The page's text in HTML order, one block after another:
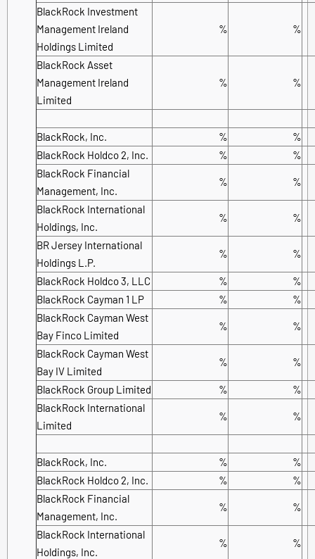
BlackRock Investment
Management Ireland
Holdings Limited
% %
BlackRock Asset
Management Ireland
Limited
% %
BlackRock, Inc. %
%
BlackRock Holdco 2, Inc.
%
%
BlackRock Financial
Management, Inc.
% %
BlackRock International
Holdings, Inc.
% %
BR Jersey International
Holdings L.P.
% %
BlackRock Holdco 3, LLC %
%
BlackRock Cayman 1 LP
%
%
BlackRock Cayman West
Bay Finco Limited
% %
BlackRock Cayman West
Bay IV Limited
% %
BlackRock Group Limited %
%
BlackRock International
Limited
% %
BlackRock, Inc. %
%
BlackRock Holdco 2, Inc.
%
%
BlackRock Financial
Management, Inc.
% %
BlackRock International
Holdings, Inc.
% %